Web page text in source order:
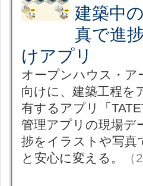
建築中
真で進
けアプリ
オープンハウス・ア
向けに、建築工程を
有するアプリ「
管理アプリの現場デ
捗をイラストや写真
と安心に変える。